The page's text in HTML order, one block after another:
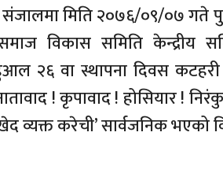
मिति २०७६/०९/०७ गते
विकास समिति केन्द्रीय
२६ वा स्थापना दिवस
! कृपावाद ! होसियार !
व्यक्त करेची’ सार्वजनिक भएको